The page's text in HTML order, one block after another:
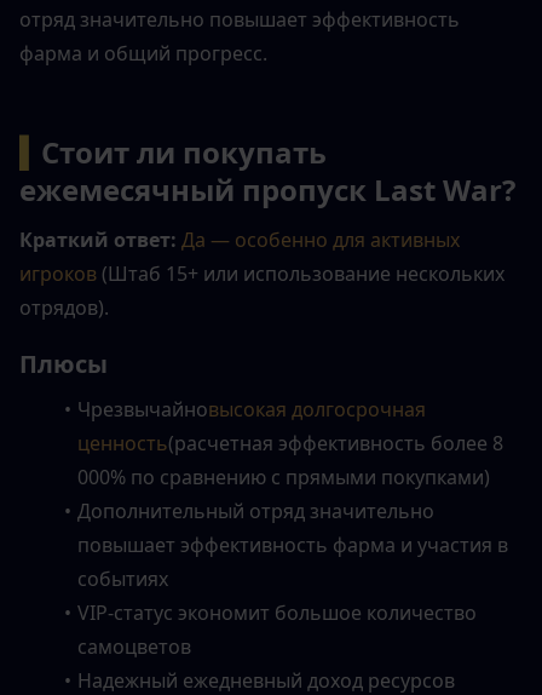
отряд значительно повышает эффективность
фарма и общий прогресс.
Стоит ли покупать
ежемесячный пропуск Last War?
Краткий ответ: Да — особенно для активных
игроков (Штаб 15+ или использование нескольких
отрядов).
Плюсы
Чрезвычайновысокая долгосрочная
ценность(расчетная эффективность более 8
000% по сравнению с прямыми покупками)
Дополнительный отряд значительно
повышает эффективность фарма и участия в
событиях
VIP-статус экономит большое количество
самоцветов
Надежный ежедневный доход ресурсов